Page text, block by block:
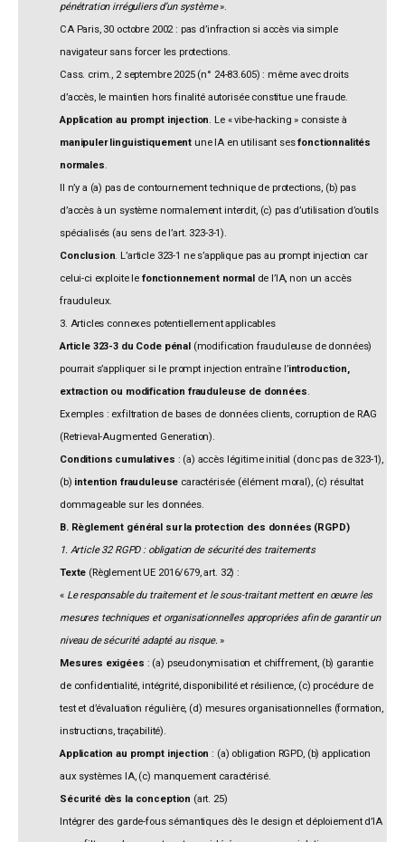
pénétration irréguliers d’un système».
CA Paris, 30 octobre 2002 : pas d’infraction si accès via simple
navigateur sans forcer les protections.
Cass. crim., 2 septembre 2025 (n° 24-83.605) : même avec droits
d’accès, le maintien hors finalité autorisée constitue une fraude.
Application au prompt injection. Le « vibe-hacking » consiste à
manipuler linguistiquement une IA en utilisant sesfonctionnalités
normales.
Il n’y a (a) pas de contournement technique de protections, (b) pas
d’accès à un système normalement interdit, (c) pas d’utilisation d’outils
spécialisés (au sens de l’art. 323-3-1).
Conclusion. L’article 323-1 ne s’applique pas au prompt injection car
celui-ci exploite le fonctionnement normal de l’IA, non un accès
frauduleux.
3. Articles connexes potentiellement applicables
Article 323-3 du Code pénal (modification frauduleuse de données)
pourrait s’appliquer si le prompt injection entraîne l’introduction,
extraction ou modification frauduleuse de données.
Exemples : exfiltration de bases de données clients, corruption de RAG
(Retrieval-Augmented Generation).
Conditions cumulatives : (a) accès légitime initial (donc pas de 323-1),
(b) intention frauduleuse caractérisée (élément moral), (c) résultat
dommageable sur les données.
B. Règlement général sur la protection des données (RGPD)
1. Article 32 RGPD : obligation de sécurité des traitements
Texte (Règlement UE 2016/679, art. 32) :
« Le responsable du traitement et le sous-traitant mettent en œuvre les
mesures techniques et organisationnelles appropriées afin de garantir un
niveau de sécurité adapté au risque.»
Mesures exigées : (a) pseudonymisation et chiffrement, (b) garantie
de confidentialité, intégrité, disponibilité et résilience, (c) procédure de
test et d’évaluation régulière, (d) mesures organisationnelles (formation,
instructions, traçabilité).
Application au prompt injection : (a) obligation RGPD, (b) application
aux systèmes IA, (c) manquement caractérisé.
Sécurité dès la conception (art. 25)
Intégrer des garde-fous sémantiques dès le design et déploiement d’IA